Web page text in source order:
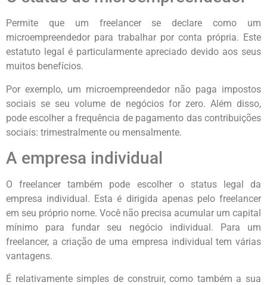
Permite que um freelancer se declare como um
microempreendedor para trabalhar por conta própria. Este
estatuto legal é particularmente apreciado devido aos seus
muitos benefícios.
Por exemplo, um microempreendedor não paga impostos
sociais se seu volume de negócios for zero. Além disso,
pode escolher a frequência de pagamento das contribuições
sociais: trimestralmente ou mensalmente.
A empresa individual
O freelancer também pode escolher o status legal da
empresa individual. Esta é dirigida apenas pelo freelancer
em seu próprio nome. Você não precisa acumular um capital
mínimo para fundar seu negócio individual. Para um
freelancer, a criação de uma empresa individual tem várias
vantagens.
É relativamente simples de construir, como também a sua